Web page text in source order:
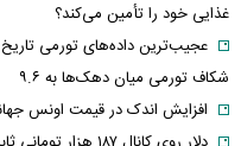
غذایی خود را تأمین می‌کند؟
عجیب‌ترین داده‌های تورمی
شکاف تورمی میان دهک‌ها به ۹.۶
افزایش اندک در قیمت اونس